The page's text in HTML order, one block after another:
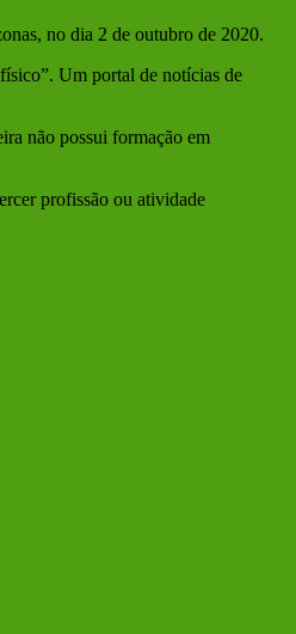
no dia 2 de outubro de 2020.
Um portal de notícias de
não possui formação em
profissão ou atividade